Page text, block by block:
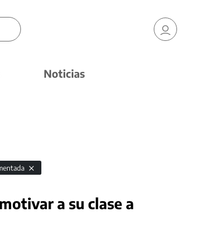
Noticias
a su clase a